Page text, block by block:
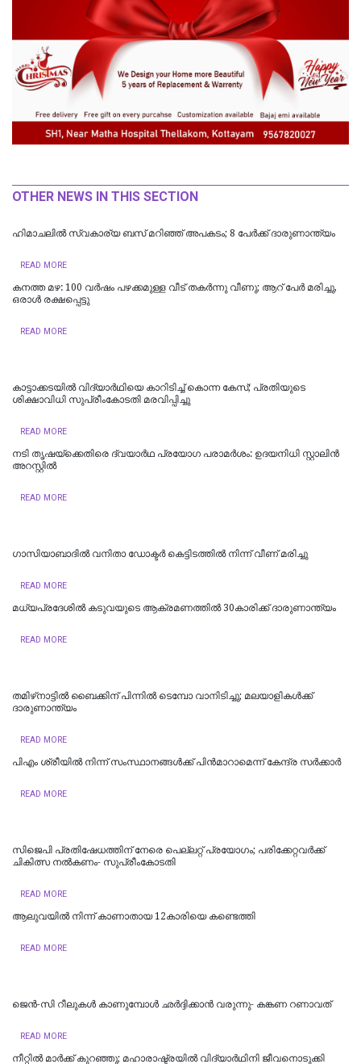
OTHER NEWS IN THIS SECTION
ഹിമാചലിൽ സ്വകാര്യ ബസ് മറിഞ്ഞ് അപകടം; 8 പേർക്ക് ദാരുണാന്ത്യം
READ MORE
കനത്ത മഴ: 100 വർഷം പഴക്കമുള്ള വീട് തകർന്നു വീണു; ആറ് പേർ മരിച്ചു,
ഒരാൾ രക്ഷപ്പെട്ടു
READ MORE
കാട്ടാക്കടയില്‍ വിദ്യാര്‍ഥിയെ കാറിടിച്ച് കൊന്ന കേസ്; പ്രതിയുടെ
ശിക്ഷാവിധി സുപ്രീംകോടതി മരവിപ്പിച്ചു
READ MORE
നടി തൃഷയ്ക്കെതിരെ ദ്വയാർഥ പ്രയോ​ഗ പരാമർശം: ഉദയനിധി സ്റ്റാലിൻ
അറസ്റ്റിൽ
READ MORE
ഗാസിയാബാദിൽ വനിതാ ഡോക്ടർ കെട്ടിടത്തിൽ നിന്ന് വീണ് മരിച്ചു
READ MORE
മധ്യപ്രദേശിൽ കടുവയുടെ ആക്രമണത്തിൽ 30കാരിക്ക് ദാരുണാന്ത്യം
READ MORE
തമിഴ്‌നാട്ടില്‍ ബൈക്കിന് പിന്നില്‍ ടെമ്പോ വാനിടിച്ചു; മലയാളികള്‍ക്ക്
ദാരുണാന്ത്യം
READ MORE
പിഎം ശ്രീയില്‍ നിന്ന് സംസ്ഥാനങ്ങള്‍ക്ക് പിന്‍മാറാമെന്ന് കേന്ദ്ര സര്‍ക്കാര്‍
READ MORE
സിജെപി പ്രതിഷേധത്തിന് നേരെ പെല്ലറ്റ് പ്രയോഗം; പരിക്കേറ്റവർക്ക്
ചികിത്സ നൽകണം- സുപ്രീംകോടതി
READ MORE
ആലുവയിൽ നിന്ന് കാണാതായ 12കാരിയെ കണ്ടെത്തി
READ MORE
ജെന്‍-സി റീലുകള്‍ കാണുമ്പോള്‍ ഛര്‍ദ്ദിക്കാന്‍ വരുന്നു- കങ്കണ റണാവത്
READ MORE
നീറ്റിൽ മാർക്ക് കുറഞ്ഞു; മഹാരാഷ്ട്രയിൽ വിദ്യാർഥിനി ജീവനൊടുക്കി